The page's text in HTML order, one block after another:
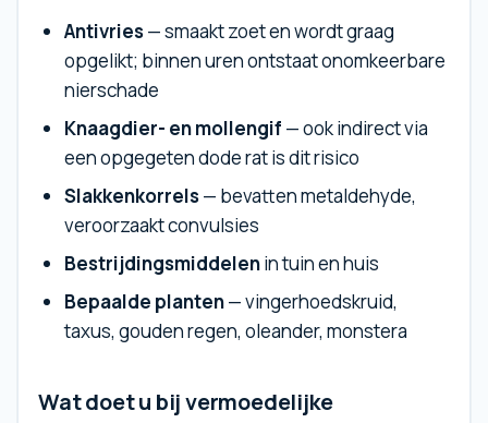
Antivries— smaakt zoet en wordt graag
opgelikt; binnen uren ontstaat onomkeerbare
nierschade
Knaagdier- en mollengif — ook indirect via
een opgegeten dode rat is dit risico
Slakkenkorrels— bevatten metaldehyde,
veroorzaakt convulsies
Bestrijdingsmiddelenin tuin en huis
Bepaalde planten— vingerhoedskruid,
taxus, gouden regen, oleander, monstera
Wat doet u bij vermoedelijke